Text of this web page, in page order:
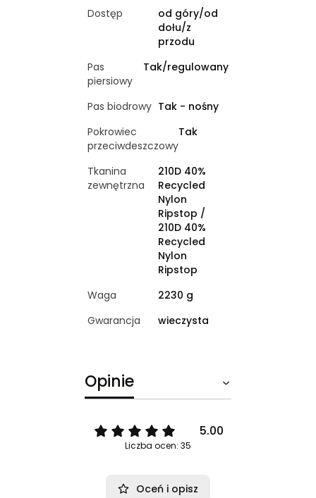
Dostęp
od góry/od
dołu/z
przodu
Pas
piersiowy
Tak/regulowany
Pas biodrowy Tak - nośny
Pokrowiec
przeciwdeszczowy
Tak
Tkanina
zewnętrzna
210D 40%
Recycled
Nylon
Ripstop /
210D 40%
Recycled
Nylon
Ripstop
Waga
2230 g
Gwarancja
wieczysta
Opinie
5.00
Liczba ocen: 35
Oceń i opisz